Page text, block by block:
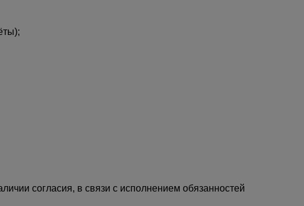
согласия, в связи с исполнением обязанностей